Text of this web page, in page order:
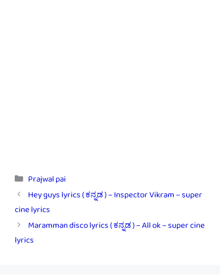
Categories
Prajwal pai
Hey guys lyrics ( ಕನ್ನಡ ) – Inspector Vikram – super
cine lyrics
Maramman disco lyrics ( ಕನ್ನಡ ) – All ok – super cine
lyrics